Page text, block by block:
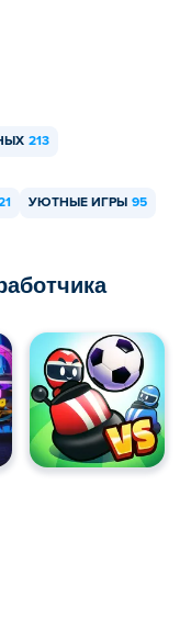
213
УЮТНЫЕ ИГРЫ 95